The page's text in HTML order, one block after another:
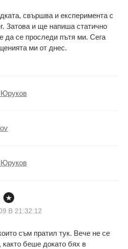
свършва и експеримента с
Затова и ще напиша статично
да се проследи пътя ми. Сега
ми от днес.
В 21:32:12
съм пратил тук. Вече не се
както беше докато бях в